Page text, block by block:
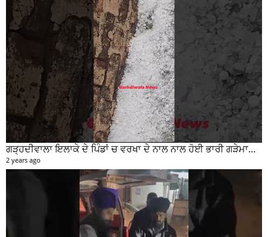
ਗੜ੍ਹਦੀਵਾਲਾ ਇਲਾਕੇ ਦੇ ਪਿੰਡਾਂ ਚ ਵਰਖਾ ਦੇ ਨਾਲ ਨਾਲ ਹੋਈ ਭਾਰੀ ਗੜੇਮਾਰੀ ਦੀਆਂ ਦੇਖੋ ਤਸਵੀਰਾਂ #garhdiwala #snow
2 years ago